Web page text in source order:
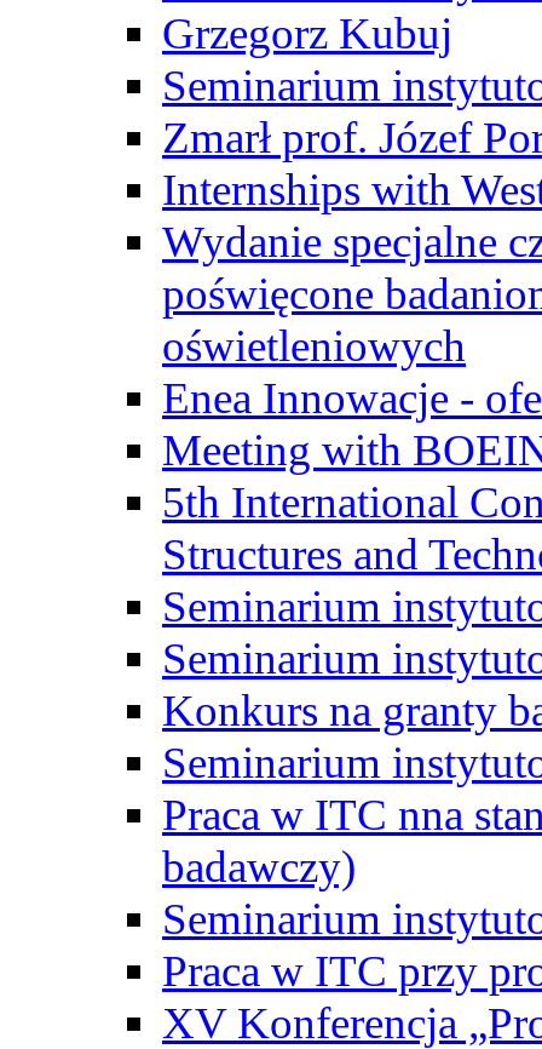
Grzegorz Kubuj
Seminarium
Zmarł prof. Józef
Internships with
Wydanie specjalne
poświęcone
oświetleniowych
Enea Innowacje -
Meeting with
5th International
Structures and
Seminarium
Seminarium
Konkurs na granty
Seminarium
Praca w ITC nna
badawczy)
Seminarium
Praca w ITC przy
XV Konferencja